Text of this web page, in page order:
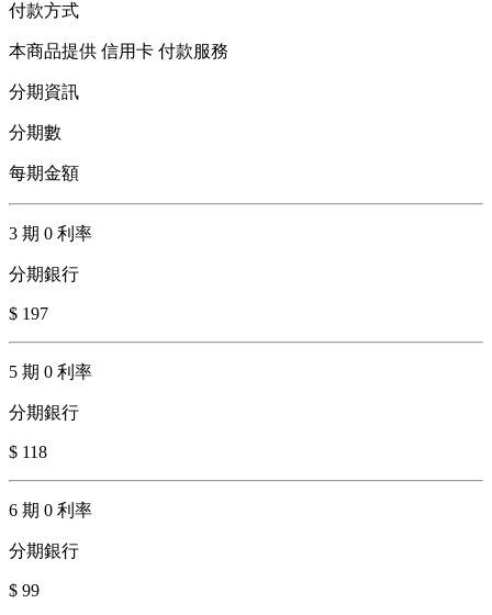
付款方式
本商品提供 信用卡 付款服務
分期資訊
分期數
每期金額
3 期 0 利率
分期銀行
$ 197
5 期 0 利率
分期銀行
$ 118
6 期 0 利率
分期銀行
$ 99